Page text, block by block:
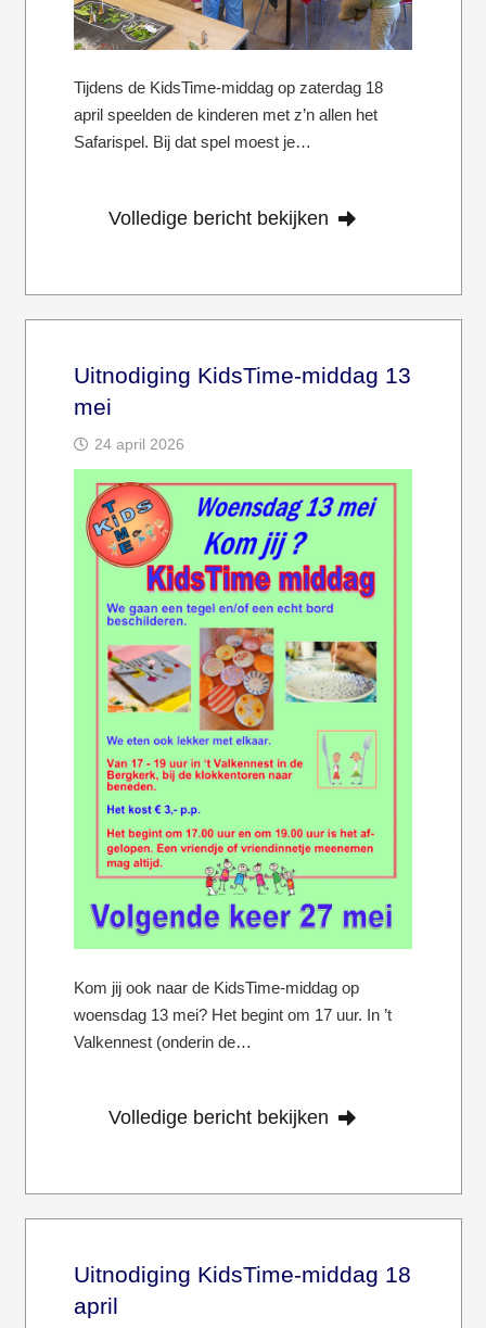
Tijdens de KidsTime-middag op zaterdag 18
april speelden de kinderen met z’n allen het
Safarispel. Bij dat spel moest je…
Volledige bericht bekijken
Uitnodiging KidsTime-middag 13
mei
24 april 2026
Kom jij ook naar de KidsTime-middag op
woensdag 13 mei? Het begint om 17 uur. In ’t
Valkennest (onderin de…
Volledige bericht bekijken
Uitnodiging KidsTime-middag 18
april